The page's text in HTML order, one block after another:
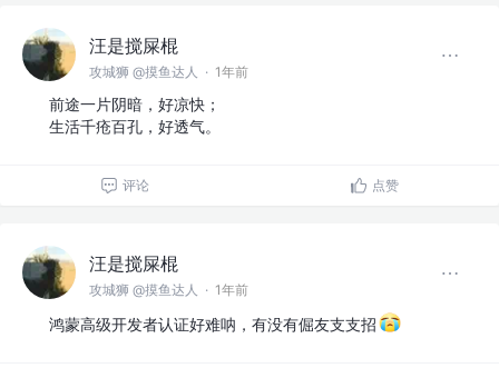
汪是搅屎棍
攻城狮 @摸鱼达人 · 1年前
前途一片阴暗，好凉快；
生活千疮百孔，好透气。
评论 点赞
汪是搅屎棍
攻城狮 @摸鱼达人 · 1年前
鸿蒙高级开发者认证好难呐，有没有倔友支支招